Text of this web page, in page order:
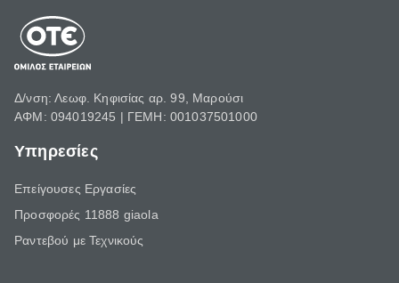
Δ/νση: Λεωφ. Κηφισίας αρ. 99, Μαρούσι
ΑΦΜ: 094019245 | ΓΕΜΗ: 001037501000
Υπηρεσίες
Επείγουσες Εργασίες
Προσφορές 11888 giaola
Ραντεβού με Τεχνικούς